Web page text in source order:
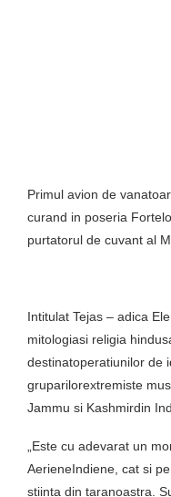
Primul avion de
curand in poseria
purtatorul de cuvant al
Intitulat Tejas – adica
mitologiasi religia
destinatoperatiunilor de
gruparilorextremiste
Jammu si Kashmirdin
„Este cu adevarat un
AerieneIndiene, cat si
stiinta din taranoastra.